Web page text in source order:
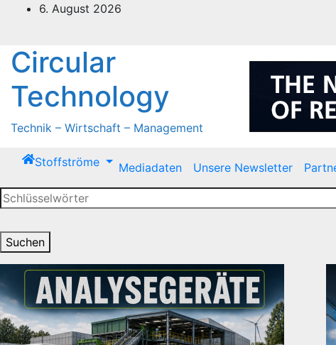
6. August 2026
Circular
Technology
Technik – Wirtschaft – Management
Stoffströme Mediadaten Unsere Newsletter
Suchen